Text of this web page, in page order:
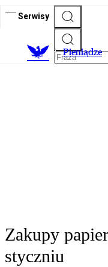
Serwisy
Pieniądze
Zakupy
styczniu